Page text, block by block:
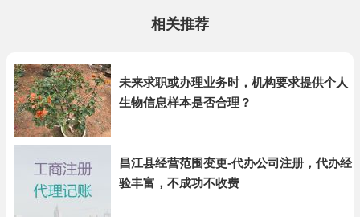
相关推荐
未来求职或办理业务时，机构要求提供个人
生物信息样本是否合理？
昌江县经营范围变更-代办公司注册，代办经
验丰富，不成功不收费